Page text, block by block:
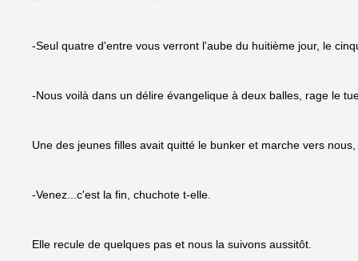
-Seul quatre d'entre vous verront l'aube du huitième jour, le
-Nous voilà dans un délire évangelique à deux balles, rage le
Une des jeunes filles avait quitté le bunker et marche vers
-Venez...c'est la fin, chuchote t-elle.
Elle recule de quelques pas et nous la suivons aussitôt.